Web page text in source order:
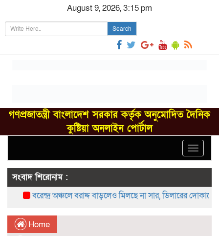
August 9, 2026, 3:15 pm
Search
গণপ্রজাতন্ত্রী বাংলাদেশ সরকার কর্তৃক অনুমোদিত দৈনিক
কুষ্টিয়া অনলাইন পোর্টাল
Toggle
সংবাদ শিরোনাম :
বরেন্দ্র অঞ্চলে বরাদ্দ বাড়লেও মিলছে না সার, ডিলারের দোকানে
Home